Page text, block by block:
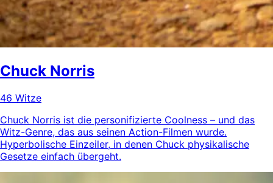
Chuck Norris
46 Witze
Chuck Norris ist die personifizierte Coolness – und das
Witz-Genre, das aus seinen Action-Filmen wurde.
Hyperbolische Einzeiler, in denen Chuck physikalische
Gesetze einfach übergeht.